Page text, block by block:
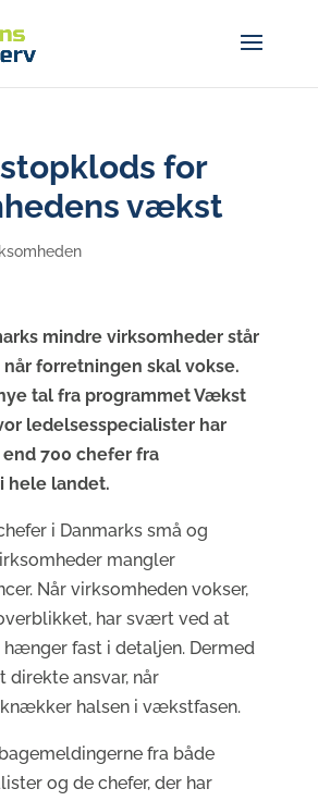
for
vækst
mindre virksomheder står
forretningen skal vokse.
tal fra programmet Vækst
ledelsesspecialister har
700 chefer fra
hele landet.
i Danmarks små og
mangler
Når virksomheden vokser,
har svært ved at
fast i detaljen. Dermed
direkte ansvar, når
halsen i vækstfasen.
fra både
og de chefer, der har